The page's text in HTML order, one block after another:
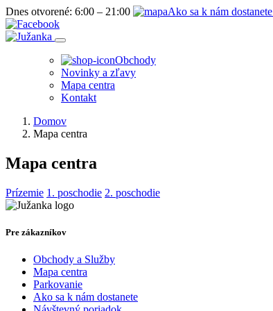
Dnes otvorené: 6:00 – 21:00 Ako sa k nám dostanete
Obchody
Novinky a zľavy
Mapa centra
Kontakt
Domov
Mapa centra
Mapa centra
Prízemie 1. poschodie 2. poschodie
Pre zákazníkov
Obchody a Služby
Mapa centra
Parkovanie
Ako sa k nám dostanete